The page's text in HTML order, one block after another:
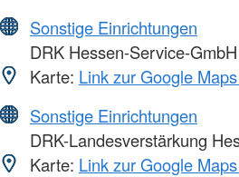
Sonstige Einrichtungen
DRK Hessen-Service-GmbH
Karte: Link zur Google
Sonstige Einrichtungen
DRK-Landesverstärkung
Karte: Link zur Google